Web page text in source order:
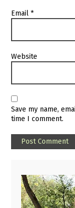
Email*
Website
Save my name,
time I comment.